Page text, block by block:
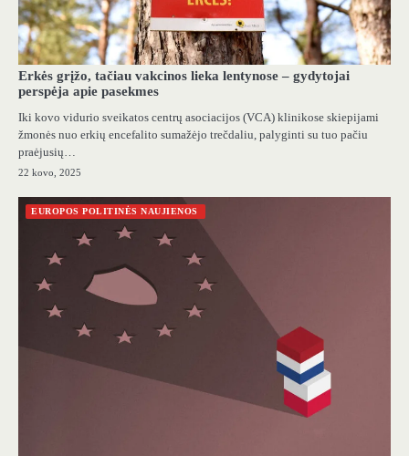
Erkės grįžo, tačiau vakcinos lieka lentynose – gydytojai
perspėja apie pasekmes
Iki kovo vidurio sveikatos centrų asociacijos (VCA) klinikose skiepijami
žmonės nuo erkių encefalito sumažėjo trečdaliu, palyginti su tuo pačiu
praėjusių…
22 kovo, 2025
EUROPOS POLITINĖS NAUJIENOS